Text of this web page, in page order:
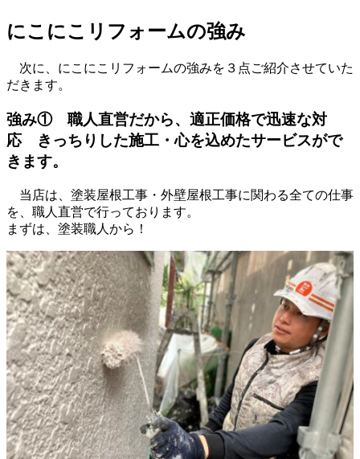
にこにこリフォームの強み
次に、にこにこリフォームの強みを３点ご紹介させていた
だきます。
強み① 職人直営だから、適正価格で迅速な対
応 きっちりした施工・心を込めたサービスがで
きます。
当店は、塗装屋根工事・外壁屋根工事に関わる全ての仕事
を、職人直営で行っております。
まずは、塗装職人から！